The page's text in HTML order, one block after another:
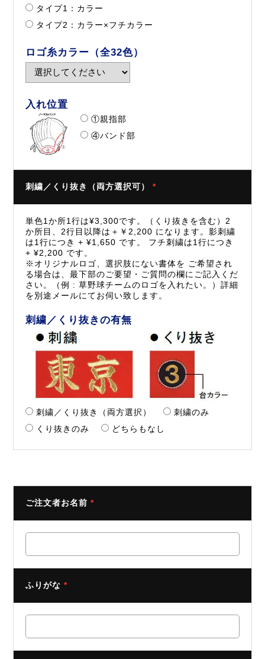
タイプ1：カラー
タイプ2：カラー×フチカラー
ロゴ糸カラー（全32色）
入れ位置
①親指部
④バンド部
刺繍／くり抜き（両方選択可）*
単色1か所1行は¥3,300です。（くり抜きを含む）2
か所目、2行目以降は＋￥2,200 になります。影刺繍
は1行につき + ¥1,650 です。 フチ刺繍は1行につき
+ ¥2,200 です。
※オリジナルロゴ、選択肢にない書体を ご希望され
る場合は、最下部のご要望・ご質問の欄にご記入くだ
さい。（例 : 草野球チームのロゴを入れたい。）詳細
を別途メールにてお伺い致します。
刺繍／くり抜きの有無
刺繍／くり抜き（両方選択）
刺繍のみ
くり抜きのみ
どちらもなし
ご注文者お名前*
ふりがな*